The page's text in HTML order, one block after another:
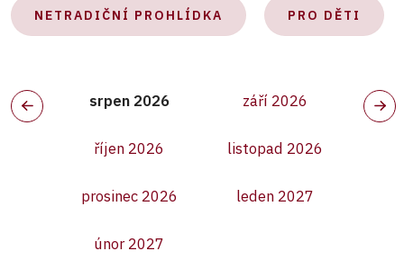
NETRADIČNÍ PROHLÍDKA PRO DĚTI
srpen 2026 září 2026
říjen 2026 listopad 2026
prosinec 2026 leden 2027
únor 2027